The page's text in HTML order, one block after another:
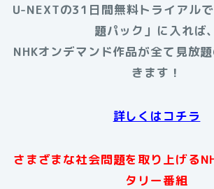
U-NEXTの31日間無料トライアル
題パック」に入れば、
NHKオンデマンド作品が全て見放
きます！
詳しくはコチラ
さまざまな社会問題を取り上げる
タリー番組